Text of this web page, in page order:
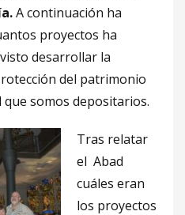
A continuación ha
proyectos ha
desarrollar la
del patrimonio
somos depositarios.
Tras relatar
el Abad
cuáles eran
los proyectos